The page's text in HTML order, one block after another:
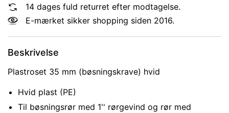
14 dages fuld returret efter modtagelse.
E-mærket sikker shopping siden 2016.
Beskrivelse
Plastroset 35 mm (bøsningskrave) hvid
Hvid plast (PE)
Til bøsningsrør med 1'' rørgevind og rør med